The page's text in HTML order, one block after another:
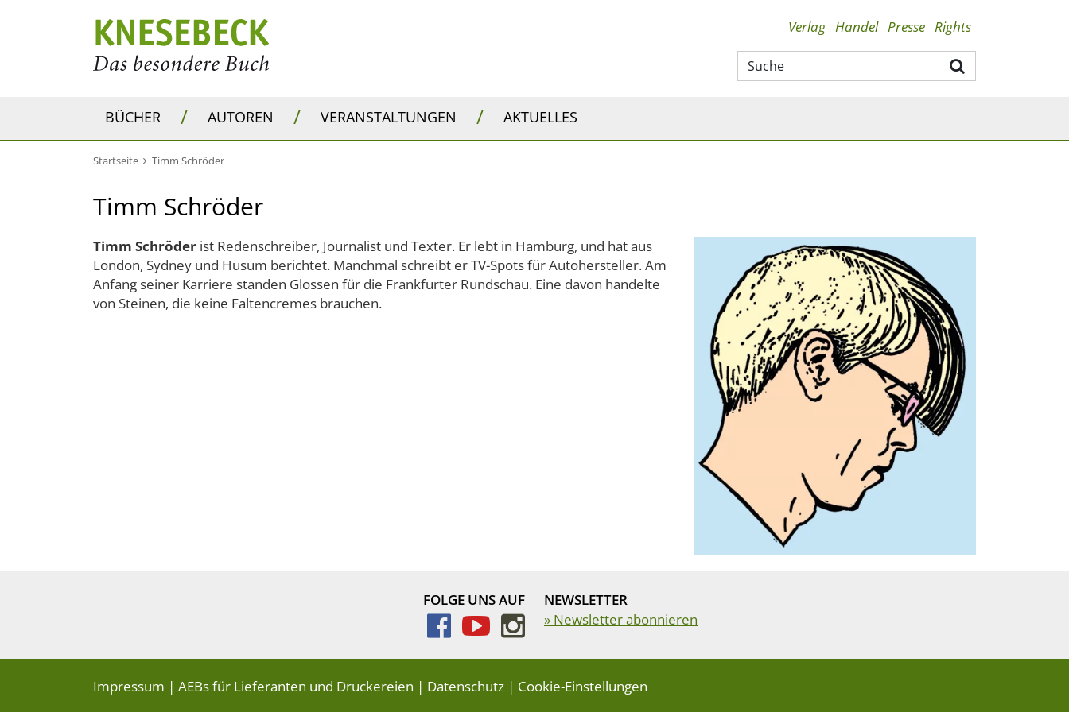
Verlag Handel Presse Rights
BÜCHER / AUTOREN / VERANSTALTUNGEN / AKTUELLES
Startseite Timm Schröder
Timm Schröder
Timm Schröder ist Redenschreiber, Journalist und Texter. Er lebt in Hamburg, und hat aus
London, Sydney und Husum berichtet. Manchmal schreibt er TV-Spots für Autohersteller. Am
Anfang seiner Karriere standen Glossen für die Frankfurter Rundschau. Eine davon handelte
von Steinen, die keine Faltencremes brauchen.
FOLGE UNS AUF
NEWSLETTER
» Newsletter abonnieren
Impressum | AEBs für Lieferanten und Druckereien | Datenschutz | Cookie-Einstellungen